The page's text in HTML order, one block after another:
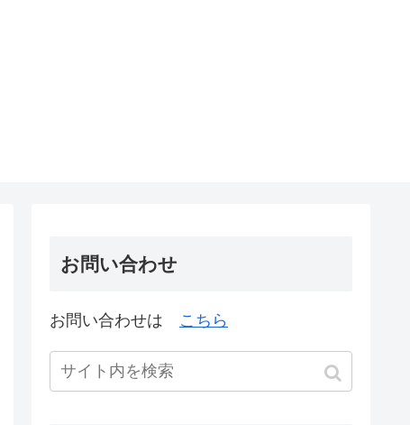
お問い合わせ
お問い合わせは こちら